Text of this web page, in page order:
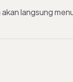
langsung